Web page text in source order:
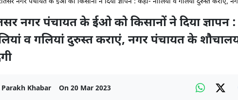
नगर पंचायत के ईओ को किसानों ने दिया ज्ञापन
व गलियां दुरुस्त कराएं, नगर पंचायत के
Parakh Khabar On 20 Mar 2023